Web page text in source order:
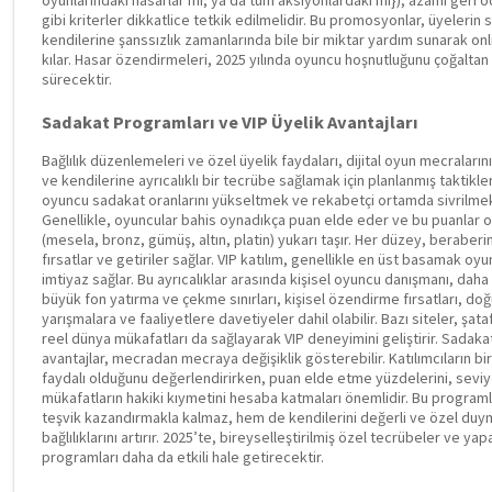
gibi kriterler dikkatlice tetkik edilmelidir. Bu promosyonlar, üyelerin
kendilerine şanssızlık zamanlarında bile bir miktar yardım sunarak
kılar. Hasar özendirmeleri, 2025 yılında oyuncu hoşnutluğunu
sürecektir.
Sadakat Programları ve VIP Üyelik Avantajları
Bağlılık düzenlemeleri ve özel üyelik faydaları, dijital oyun
ve kendilerine ayrıcalıklı bir tecrübe sağlamak için planlanmış
oyuncu sadakat oranlarını yükseltmek ve rekabetçi ortamda
Genellikle, oyuncular bahis oynadıkça puan elde eder ve bu puanlar
(mesela, bronz, gümüş, altın, platin) yukarı taşır. Her düzey,
fırsatlar ve getiriler sağlar. VIP katılım, genellikle en üst basamak
imtiyaz sağlar. Bu ayrıcalıklar arasında kişisel oyuncu danışmanı,
büyük fon yatırma ve çekme sınırları, kişisel özendirme fırsatları,
yarışmalara ve faaliyetlere davetiyeler dahil olabilir. Bazı siteler,
reel dünya mükafatları da sağlayarak VIP deneyimini geliştirir.
avantajlar, mecradan mecraya değişiklik gösterebilir. Katılımcıların
faydalı olduğunu değerlendirirken, puan elde etme yüzdelerini,
mükafatların hakiki kıymetini hesaba katmaları önemlidir. Bu
teşvik kazandırmakla kalmaz, hem de kendilerini değerli ve özel
bağlılıklarını artırır. 2025’te, bireyselleştirilmiş özel tecrübeler ve
programları daha da etkili hale getirecektir.